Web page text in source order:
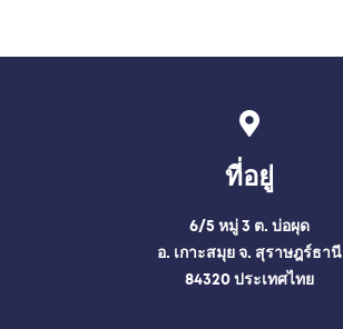
ที่อยู่
6/5 หมู่ 3 ต. บ่อผุด
อ. เกาะสมุย จ. สุราษฎร์ธานี
84320 ประเทศไทย